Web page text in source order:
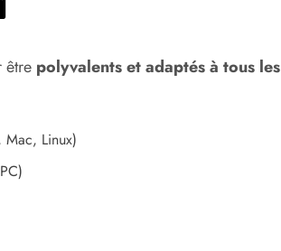
être polyvalents et adaptés à tous les
Linux)